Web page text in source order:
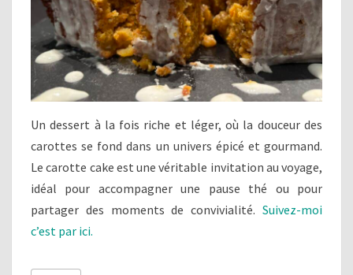
Un dessert à la fois riche et léger, où la douceur des
carottes se fond dans un univers épicé et gourmand.
Le carotte cake est une véritable invitation au voyage,
idéal pour accompagner une pause thé ou pour
partager des moments de convivialité. Suivez-moi
c’est par ici.